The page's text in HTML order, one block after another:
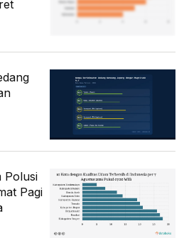
Polusi
Pagi